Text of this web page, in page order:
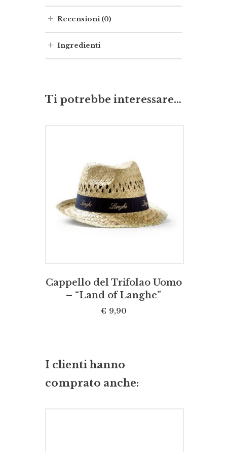
Recensioni (0)
Ingredienti
Ti potrebbe interessare…
SCEGLI
Cappello del Trifolao Uomo
– “Land of Langhe”
€ 9,90
I clienti hanno
comprato anche: